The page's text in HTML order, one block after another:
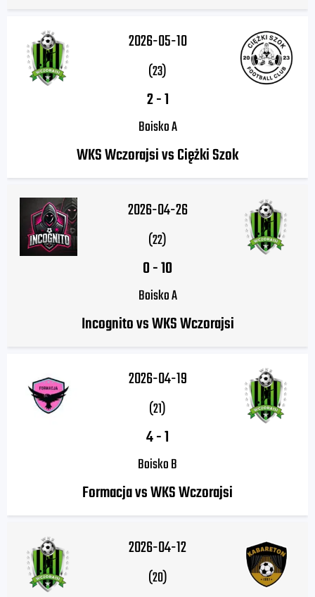
2026-05-10
(23)
2-1
Boisko A
WKS Wczorajsi vs Ciężki Szok
2026-04-26
(22)
0-10
Boisko A
Incognito vs WKS Wczorajsi
2026-04-19
(21)
4-1
Boisko B
Formacja vs WKS Wczorajsi
2026-04-12
(20)